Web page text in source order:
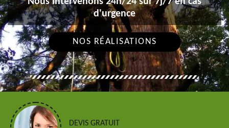
d'urgence
NOS RÉALISATIONS
DEVIS GRATUIT